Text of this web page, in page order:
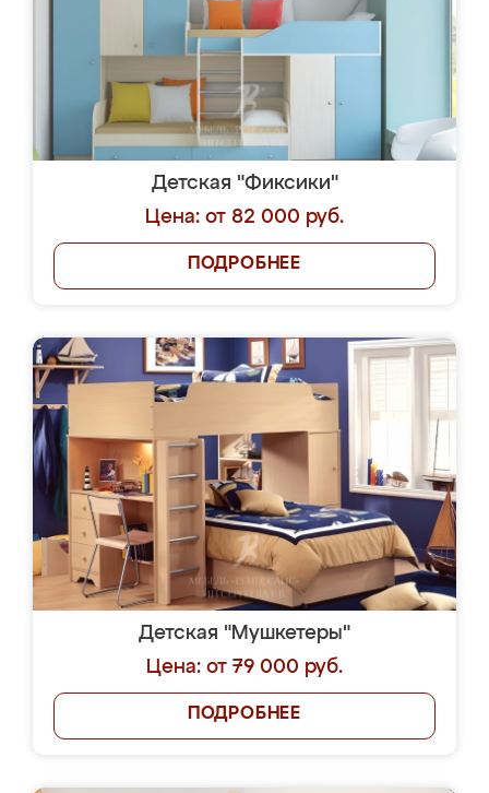
Детская "Фиксики"
Цена: от 82 000 руб.
ПОДРОБНЕЕ
Детская "Мушкетеры"
Цена: от 79 000 руб.
ПОДРОБНЕЕ